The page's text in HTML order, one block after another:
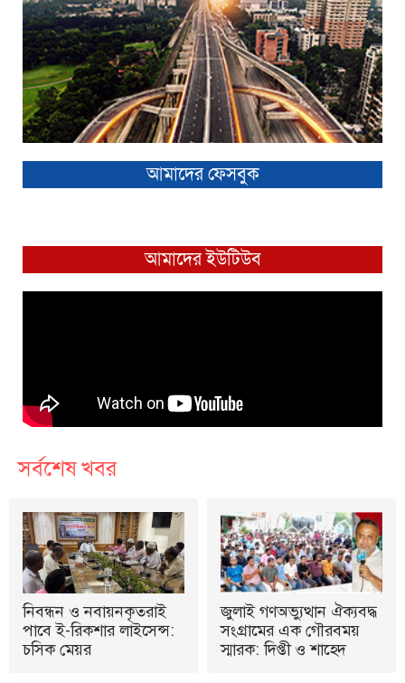
আমাদের ফেসবুক
আমাদের ইউটিউব
সর্বশেষ খবর
নিবন্ধন ও নবায়নকৃতরাই
পাবে ই-রিকশার লাইসেন্স:
চসিক মেয়র
জুলাই গণঅভ্যুত্থান ঐক্যবদ্ধ
সংগ্রামের এক গৌরবময়
স্মারক: দিপ্তী ও শাহেদ